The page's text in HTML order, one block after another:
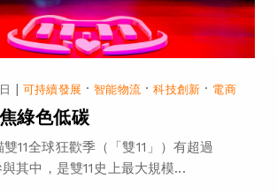
| 可持續發展 ·智能物流·科技創新· 電商
綠色低碳
11全球狂歡季（「雙11」）有超過
其中，是雙11史上最大規模...